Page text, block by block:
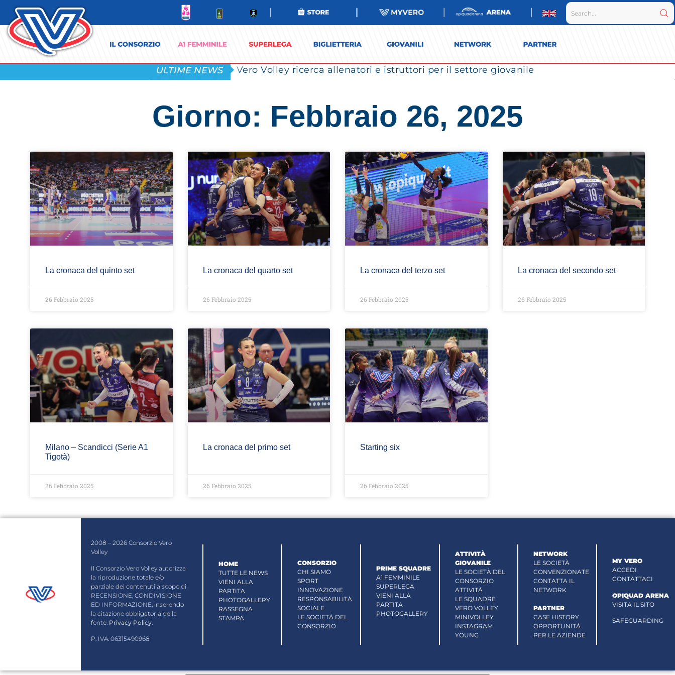
ULTIME NEWS Vero Volley ricerca allenatori e istruttori per il settore giovanile
Giorno: Febbraio 26, 2025
La cronaca del quinto set
26 Febbraio 2025
La cronaca del quarto set
26 Febbraio 2025
La cronaca del terzo set
26 Febbraio 2025
La cronaca del secondo set
26 Febbraio 2025
Milano – Scandicci (Serie A1
Tigotà)
26 Febbraio 2025
La cronaca del primo set
26 Febbraio 2025
Starting six
26 Febbraio 2025
2008 – 2026 Consorzio Vero
Volley
Il Consorzio Vero Volley autorizza
la riproduzione totale e/o
parziale dei contenuti a scopo di
RECENSIONE, CONDIVISIONE
ED INFORMAZIONE, inserendo
la citazione obbligatoria della
fonte. Privacy Policy
P. IVA: 06315490968
HOME
TUTTE LE NEWS
VIENI ALLA
PARTITA
PHOTOGALLERY
RASSEGNA
STAMPA
CONSORZIO
CHI SIAMO
SPORT
INNOVAZIONE
RESPONSABILITÀ
SOCIALE
LE SOCIETÀ DEL
CONSORZIO
PRIME SQUADRE
A1 FEMMINILE
SUPERLEGA
VIENI ALLA
PARTITA
PHOTOGALLERY
ATTIVITÀ
GIOVANILE
LE SOCIETÀ DEL
CONSORZIO
ATTIVITÀ
LE SQUADRE
VERO VOLLEY
MINIVOLLEY
INSTAGRAM
YOUNG
NETWORK
LE SOCIETÀ
CONVENZIONATE
CONTATTA IL
NETWORK
PARTNER
CASE HISTORY
OPPORTUNITÁ
PER LE AZIENDE
MY VERO
ACCEDI
CONTATTACI
OPIQUAD ARENA
VISITA IL SITO
SAFEGUARDING